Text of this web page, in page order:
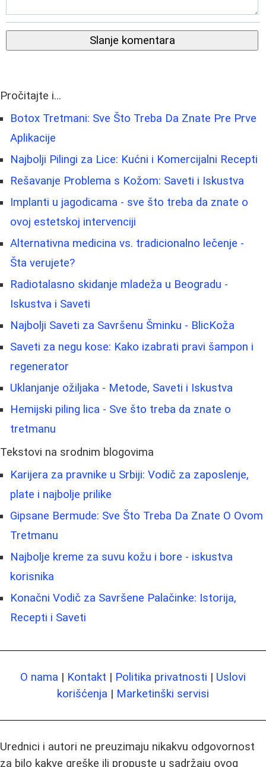
Slanje komentara
Pročitajte i...
Botox Tretmani: Sve Što Treba Da Znate Pre Prve
Aplikacije
Najbolji Pilingi za Lice: Kućni i Komercijalni Recepti
Rešavanje Problema s Kožom: Saveti i Iskustva
Implanti u jagodicama - sve što treba da znate o
ovoj estetskoj intervenciji
Alternativna medicina vs. tradicionalno lečenje -
Šta verujete?
Radiotalasno skidanje mladeža u Beogradu -
Iskustva i Saveti
Najbolji Saveti za Savršenu Šminku - BlicKoža
Saveti za negu kose: Kako izabrati pravi šampon i
regenerator
Uklanjanje ožiljaka - Metode, Saveti i Iskustva
Hemijski piling lica - Sve što treba da znate o
tretmanu
Tekstovi na srodnim blogovima
Karijera za pravnike u Srbiji: Vodič za zaposlenje,
plate i najbolje prilike
Gipsane Bermude: Sve Što Treba Da Znate O Ovom
Tretmanu
Najbolje kreme za suvu kožu i bore - iskustva
korisnika
Konačni Vodič za Savršene Palačinke: Istorija,
Recepti i Saveti
O nama | Kontakt | Politika privatnosti | Uslovi
korišćenja | Marketinški servisi
Urednici i autori ne preuzimaju nikakvu odgovornost
za bilo kakve greške ili propuste u sadržaju ovog